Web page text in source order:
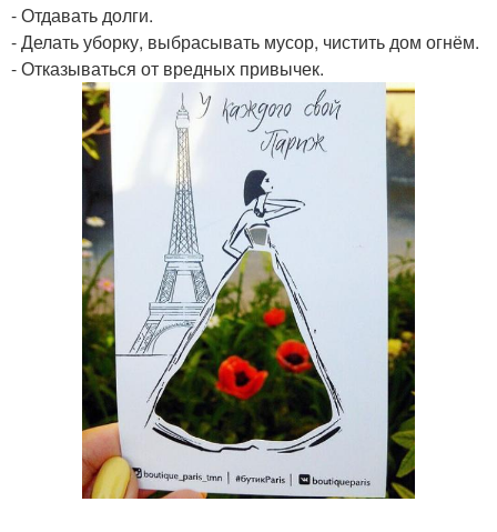
- Отдавать долги.
- Делать уборку, выбрасывать мусор, чистить дом огнём.
- Отказываться от вредных привычек.